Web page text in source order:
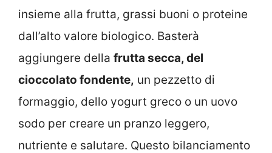
insieme alla frutta, grassi buoni o proteine
dall’alto valore biologico. Basterà
aggiungere della frutta secca, del
cioccolato fondente, un pezzetto di
formaggio, dello yogurt greco o un uovo
sodo per creare un pranzo leggero,
nutriente e salutare. Questo bilanciamento